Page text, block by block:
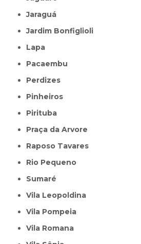
Jaraguá
Jardim Bonfiglioli
Lapa
Pacaembu
Perdizes
Pinheiros
Pirituba
Praça da Arvore
Raposo Tavares
Rio Pequeno
Sumaré
Vila Leopoldina
Vila Pompeia
Vila Romana